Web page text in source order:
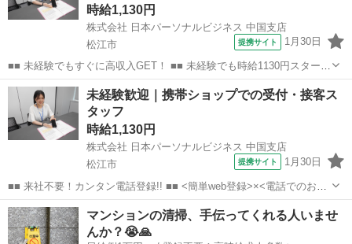
時給1,130円
株式会社 日本パーソナルビジネス 中国支店
松江市
提携サイト 1月30日
■■ 未経験でもすぐに高収入GET！ ■■ 未経験でも時給1130円スタート
なので、すぐに高収入!! 社員登用制度もあるので、ゆくゆくは社員に
なんてキャリアアップも目指せます!! ■■ 来社不要！カンタン電話登
録!! ■■...
島根 松江市 店長
未経験歓迎｜携帯ショップでの受付・接客ス
タッフ
時給1,130円
株式会社 日本パーソナルビジネス 中国支店
松江市
提携サイト 1月30日
■■ 来社不要！カンタン電話登録!! ■■ <簡単web登録>×<電話でのお仕
事紹介> で、来社なくお仕事探しが可能です♪ 基本情報を入力したら
電話で希望を伝えるだけでOK★ 営業、ラウンダー、事務のお仕事も
あります♪ ご希...
島根 松江市
マンションの清掃、手伝ってくれる人いませ
んか？😭🙏